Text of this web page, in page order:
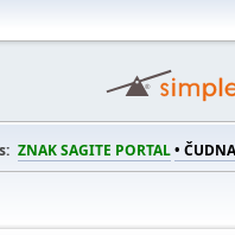
ZNAK SAGITE PORTAL•